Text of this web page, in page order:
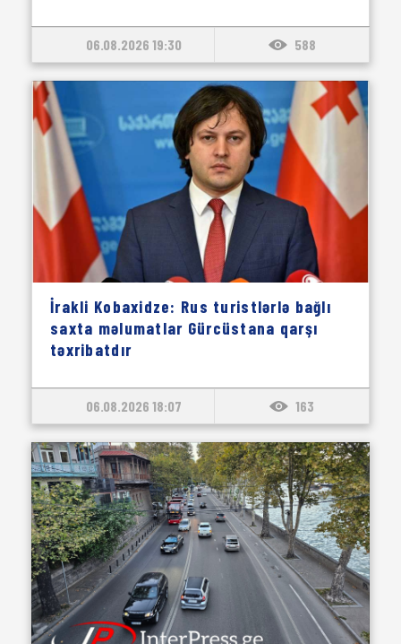
06.08.2026 19:30 588
İrakli Kobaxidze: Rus turistlərlə bağlı
saxta məlumatlar Gürcüstana qarşı
təxribatdır
06.08.2026 18:07 163